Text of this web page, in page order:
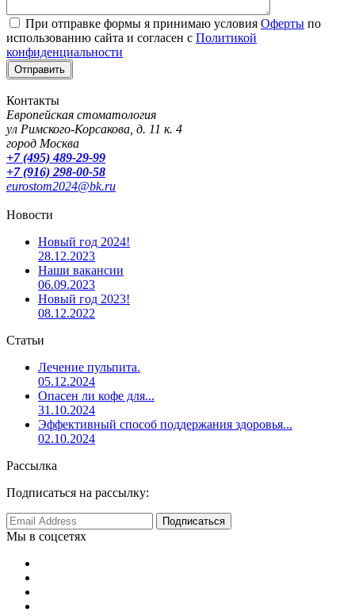
При отправке формы я принимаю условия Оферты по
использованию сайта и согласен с Политикой
конфиденциальности
Контакты
Европейская стоматология
ул Римского-Корсакова, д. 11 к. 4
город Москва
+7 (495) 489-29-99
+7 (916) 298-00-58
eurostom2024@bk.ru
Новости
Новый год 2024!
28.12.2023
Наши вакансии
06.09.2023
Новый год 2023!
08.12.2022
Статьи
Лечение пульпита.
05.12.2024
Опасен ли кофе для...
31.10.2024
Эффективный способ поддержания здоровья...
02.10.2024
Рассылка
Подписаться на рассылку:
Мы в соцсетях